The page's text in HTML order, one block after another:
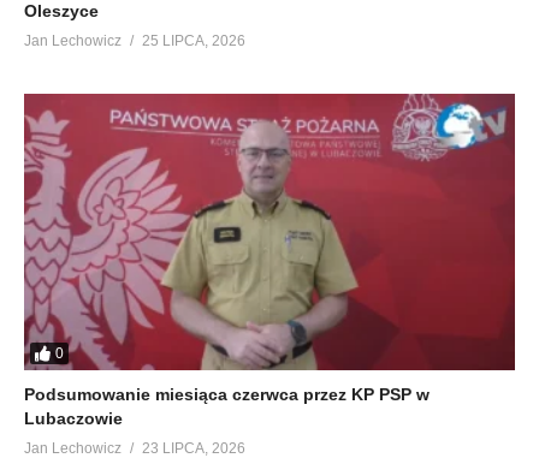
Oleszyce
Jan Lechowicz 25 LIPCA, 2026
0
Podsumowanie miesiąca czerwca przez KP PSP w
Lubaczowie
Jan Lechowicz 23 LIPCA, 2026